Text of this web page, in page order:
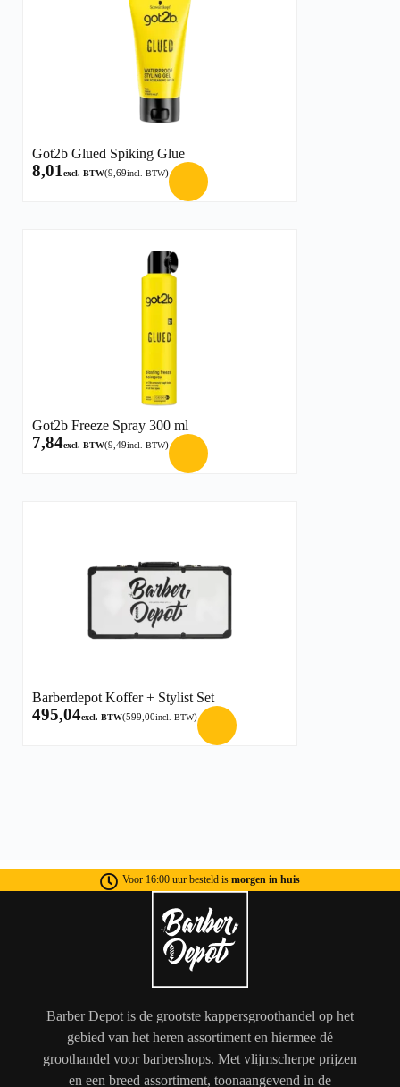
Got2b Glued Spiking Glue
8,01excl. BTW(9,69incl. BTW)
Got2b Freeze Spray 300 ml
7,84excl. BTW(9,49incl. BTW)
Barberdepot Koffer + Stylist Set
495,04excl. BTW(599,00incl. BTW)
Voor 16:00 uur besteld is morgen in huis
Barber Depot is de grootste kappersgroothandel op het
gebied van het heren assortiment en hiermee dé
groothandel voor barbershops. Met vlijmscherpe prijzen
en een breed assortiment, toonaangevend in de